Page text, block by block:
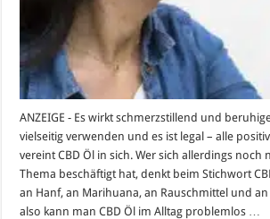
ANZEIGE - Es wirkt schmerzstillend und
vielseitig verwenden und es ist legal – alle
vereint CBD Öl in sich. Wer sich allerdings noch
Thema beschäftigt hat, denkt beim Stichwort
an Hanf, an Marihuana, an Rauschmittel und
also kann man CBD Öl im Alltag problemlos …